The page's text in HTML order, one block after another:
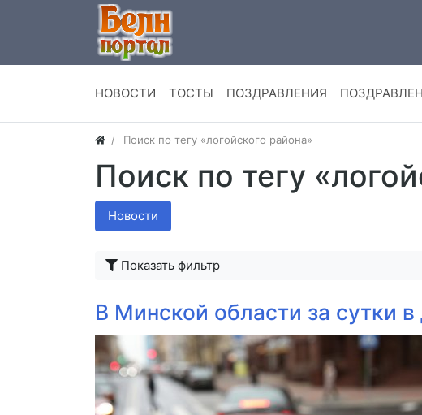
НОВОСТИ ТОСТЫ ПОЗДРАВЛЕНИЯ
Поиск по тегу «логойского района»
Поиск по тегу
Новости
Показать фильтр
В Минской области за сутки